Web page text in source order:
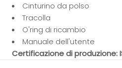
Cinturino da polso
Tracolla
O'ring di ricambio
Manuale dell'utente
Certificazione di produzione: